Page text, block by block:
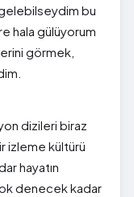
bu
hala gülüyorum
görmek,
dizileri biraz
izleme kültürü
hayatın
denecek kadar